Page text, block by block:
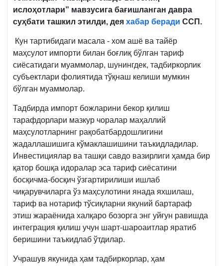
ислоҳотлари” мавзусига бағишланган давра
суҳбати ташкил этилди, дея хабар беради ССП.
Кун тартибидаги масала - хом ашё ва тайёр
маҳсулот импорти билан боғлиқ бўлган тариф
сиёсатидаги муаммолар, шунингдек, тадбиркорлик
субъектлари фолиятида тўқнаш келиши мумкин
бўлган муаммолар.
Тадбирда импорт божларини бекор қилиш
тарафдорлари мазкур чоралар маҳаллий
маҳсулотларнинг рақобатбардошлигини
жадаллашишига кўмаклашишини таъкидладилар.
Инвестициялар ва ташқи савдо вазирлиги ҳамда бир
қатор бошқа идоралар эса тариф сиёсатини
босқичма-босқич ўзгартирилиши ишлаб
чиқарувчиларга ўз маҳсулотини янада яхшилаш,
тариф ва нотариф тўсиқларни якуний бартараф
этиш жараёнида халқаро бозорга энг уйғун равишда
интеграция қилиш учун шарт-шароаитлар яратиб
беришини таъкидлаб ўтдилар.
Учрашув якунида ҳам тадбиркорлар, ҳам